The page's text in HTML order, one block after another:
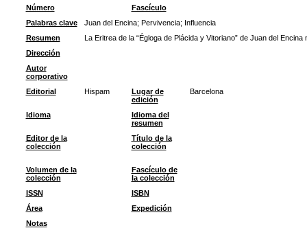
Número
Fascículo
Palabras clave
Juan del Encina; Pervivencia; Influencia
Resumen
La Eritrea de la “Égloga de Plácida y Vitoriano” de Juan del
Dirección
Autor
corporativo
Editorial
Hispam
Lugar de
edición
Barcelona
Idioma
Idioma del
resumen
Editor de la
colección
Título de la
colección
Volumen de la
colección
Fascículo de
la colección
ISSN
ISBN
Área
Expedición
Notas